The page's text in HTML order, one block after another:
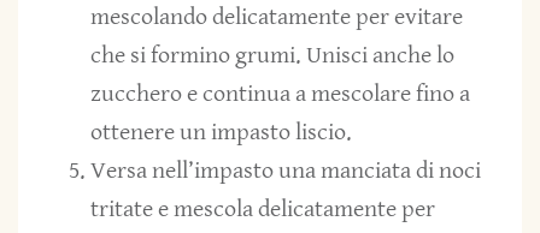
mescolando delicatamente per evitare
che si formino grumi. Unisci anche lo
zucchero e continua a mescolare fino a
ottenere un impasto liscio.
Versa nell’impasto una manciata di noci
tritate e mescola delicatamente per